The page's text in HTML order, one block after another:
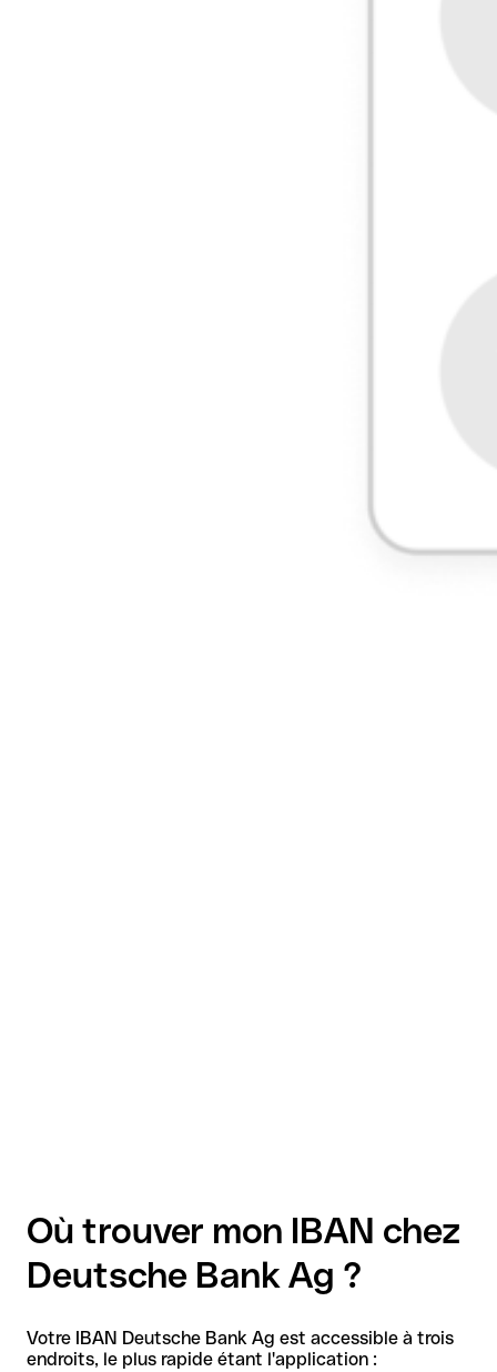
Où trouver mon IBAN chez
Deutsche Bank Ag ?
Votre IBAN Deutsche Bank Ag est accessible à trois
endroits, le plus rapide étant l'application :